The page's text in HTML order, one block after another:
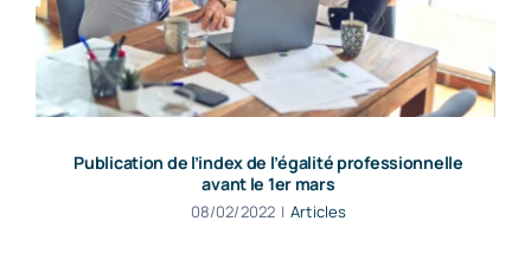
Publication de l’index de l’égalité professionnelle
avant le 1er mars
08/02/2022 | Articles